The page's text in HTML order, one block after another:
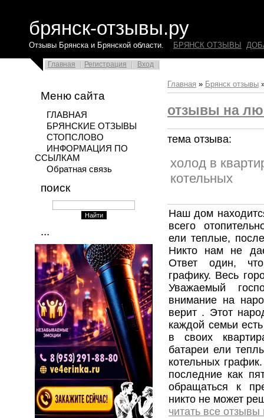
брянск-отзывы.ру
Отзывы Брянска и Брянской области. БРЯНСК ОТЗЫВЫ
Главная Регистрация Вход
Меню сайта
ГЛАВНАЯ
БРЯНСКИЕ ОТЗЫВЫ
СТОПСЛОВО
ИНФОРМАЦИЯ ПО
ССЫЛКАМ
Обратная связь
поиск
...
Главная » Брянск отзывы
отзывы на
тема отзыва:
холод в
котельных
Наш дом
всего
ели теплые,
Никто нам не
Ответ один,
графику. Весь
Уважаемый
внимание на
верит . Этот
каждой семьи
в своих
батареи ели
котельных
последние как
обращаться к
никто не может
читать все